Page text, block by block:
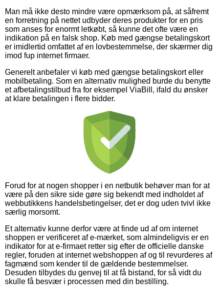
Man må ikke desto mindre være opmærksom på, at såfremt
en forretning på nettet udbyder deres produkter for en pris
som anses for enormt letkøbt, så kunne det ofte være en
indikation på en falsk shop. Køb med gængse betalingskort
er imidlertid omfattet af en lovbestemmelse, der skærmer dig
imod fup internet firmaer.
Generelt anbefaler vi køb med gængse betalingskort eller
mobilbetaling. Som en alternativ mulighed burde du benytte
et afbetalingstilbud fra for eksempel ViaBill, ifald du ønsker
at klare betalingen i flere bidder.
Forud for at nogen shopper i en netbutik behøver man for at
være på den sikre side gøre sig bekendt med indholdet af
webbutikkens handelsbetingelser, det er dog uden tvivl ikke
særlig morsomt.
Et alternativ kunne derfor være at finde ud af om internet
shoppen er verificeret af e-mærket, som almindeligvis er en
indikator for at e-firmaet retter sig efter de officielle danske
regler, foruden at internet webshoppen af og til revurderes af
fagmænd som kender til de gældende bestemmelser.
Desuden tilbydes du genvej til at få bistand, for så vidt du
skulle få besvær i processen med din bestilling.